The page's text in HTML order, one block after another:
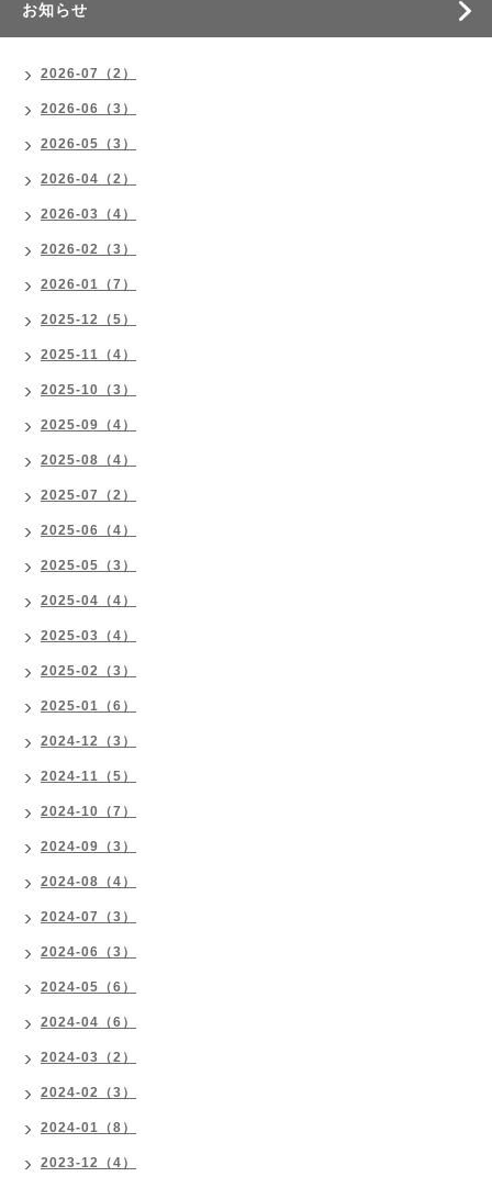
お知らせ
2026-07（2）
2026-06（3）
2026-05（3）
2026-04（2）
2026-03（4）
2026-02（3）
2026-01（7）
2025-12（5）
2025-11（4）
2025-10（3）
2025-09（4）
2025-08（4）
2025-07（2）
2025-06（4）
2025-05（3）
2025-04（4）
2025-03（4）
2025-02（3）
2025-01（6）
2024-12（3）
2024-11（5）
2024-10（7）
2024-09（3）
2024-08（4）
2024-07（3）
2024-06（3）
2024-05（6）
2024-04（6）
2024-03（2）
2024-02（3）
2024-01（8）
2023-12（4）